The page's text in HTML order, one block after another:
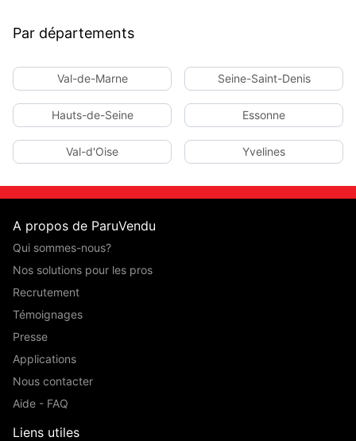
Par départements
Val-de-Marne Seine-Saint-Denis
Hauts-de-Seine Essonne
Val-d'Oise Yvelines
A propos de ParuVendu
Qui sommes-nous?
Nos solutions pour les pros
Recrutement
Témoignages
Presse
Applications
Nous contacter
Aide - FAQ
Liens utiles